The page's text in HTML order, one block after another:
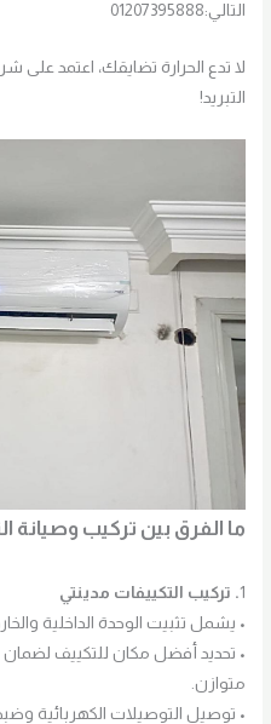
التالي:01207395888
لا تدع الحرارة تضايقك، اعتمد
التبريد!
ما الفرق بين تركيب وصيانة
1. تركيب التكييفات مدينتي
• يشمل تثبيت الوحدة الداخلية
• تحديد أفضل مكان للتكييف لضمان
متوازن.
• توصيل التوصيلات الكهربائية